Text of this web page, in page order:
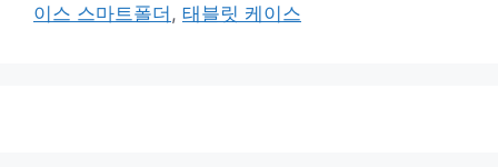
이스 스마트폴더 , 태블릿 케이스